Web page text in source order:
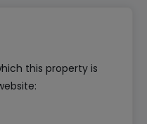
this property is